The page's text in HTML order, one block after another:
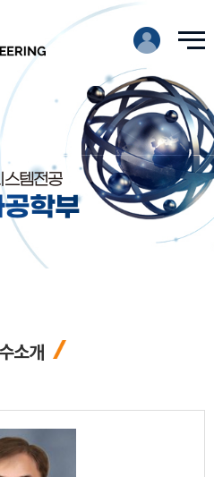
스템전공
학부
소개